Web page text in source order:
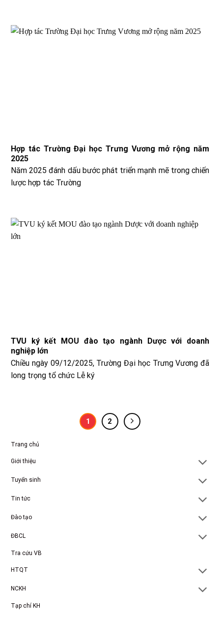
Hợp tác Trường Đại học Trưng Vương mở rộng năm
2025
Năm 2025 đánh dấu bước phát triển mạnh mẽ trong chiến
lược hợp tác Trường
TVU ký kết MOU đào tạo ngành Dược với doanh
nghiệp lớn
Chiều ngày 09/12/2025, Trường Đại học Trưng Vương đã
long trọng tổ chức Lễ ký
1 2
Trang chủ
Giới thiệu
Tuyển sinh
Tin tức
Đào tạo
ĐBCL
Tra cứu VB
HTQT
NCKH
Tạp chí KH